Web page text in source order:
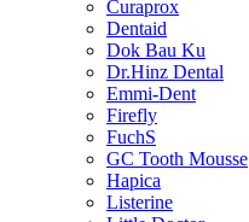
Curaprox
Dentaid
Dok Bau Ku
Dr.Hinz Dental
Emmi-Dent
Firefly
FuchS
GC Tooth Mousse
Hapica
Listerine